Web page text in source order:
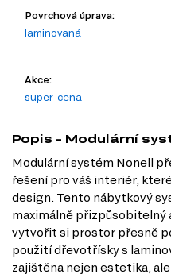
Povrchová úprava:
laminovaná
Akce:
super-cena
Popis - Modulární
Modulární systém Nonell
řešení pro váš interiér,
design. Tento nábytkový
maximálně přizpůsobitelný
vytvořit si prostor přesně
použití dřevotřísky s
zajištěna nejen estetika,